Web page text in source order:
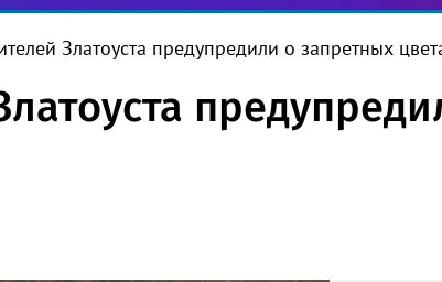
Златоуста предупредили о запретных